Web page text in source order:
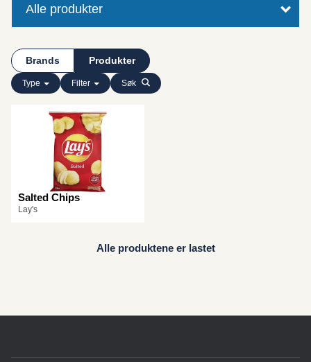
Alle produkter
Brands Produkter
Type Filter Søk
Salted Chips
Lay's
Alle produktene er lastet